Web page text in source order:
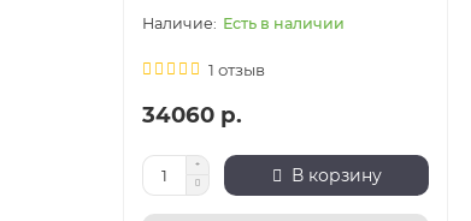
Есть в наличии
1 отзыв
34060 р.
В корзину